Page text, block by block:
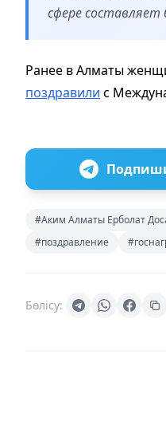
сфере составляет
Ранее в Алматы
поздравили с
#Аким Алматы Ерболат
#поздравление
Бөлісу: